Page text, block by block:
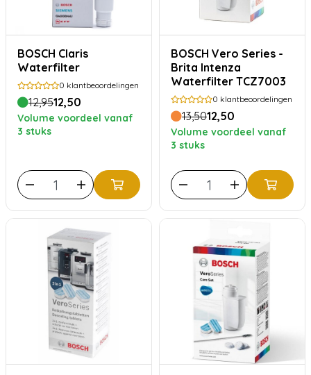
BOSCH Claris
Waterfilter
0 klantbeoordelingen
12,9512,50
Volume voordeel vanaf
3 stuks
BOSCH Vero Series -
Brita Intenza
Waterfilter TCZ7003
0 klantbeoordelingen
13,5012,50
Volume voordeel vanaf
3 stuks